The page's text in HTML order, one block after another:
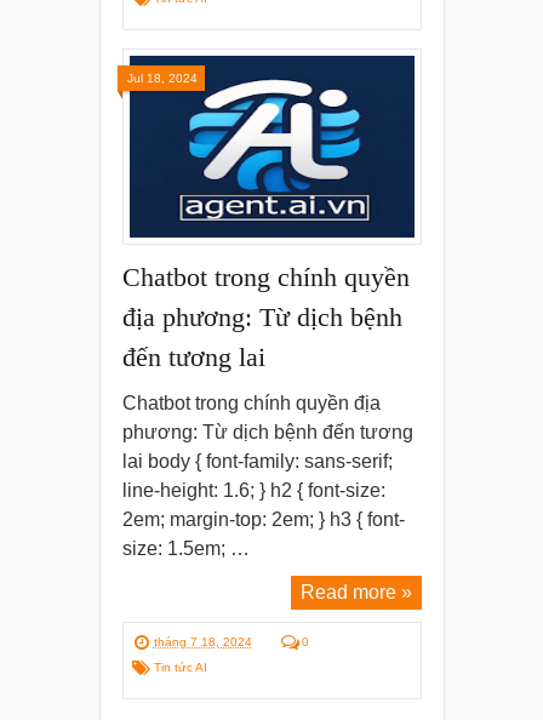
Chatbot trong chính quyền
địa phương: Từ dịch bệnh
đến tương lai
Chatbot trong chính quyền địa
phương: Từ dịch bệnh đến tương
lai body { font-family: sans-serif;
line-height: 1.6; } h2 { font-size:
2em; margin-top: 2em; } h3 { font-
size: 1.5em; …
Read more »
tháng 7 18, 2024
0
Tin tức AI
Jul 18, 2024